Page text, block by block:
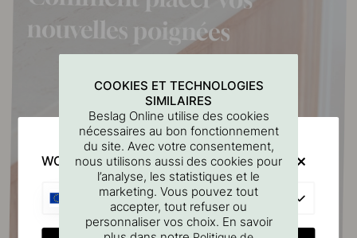
COOKIES ET TECHNOLOGIES
SIMILAIRES
Beslag Online utilise des cookies
nécessaires au bon fonctionnement
du site. Avec votre consentement,
nous utilisons aussi des cookies pour
l’analyse, les statistiques et le
marketing. Vous pouvez tout
accepter, tout refuser ou
personnaliser vos choix. En savoir
WOULD YOU RATHER VISIT?